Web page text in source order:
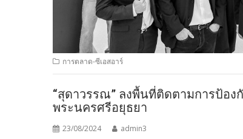
การตลาด-ซีเอสอาร์
“สุดาวรรณ” ลงพื้นที่ติดตามการป้อ
พระนครศรีอยุธยา
23/08/2024 admin3